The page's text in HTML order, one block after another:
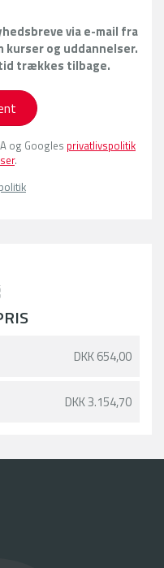
via e-mail fra
kurser og uddannelser.
trækkes tilbage.
og Googles privatlivspolitik
.
DKK 654,00
DKK 3.154,70